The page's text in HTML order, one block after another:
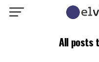
All posts